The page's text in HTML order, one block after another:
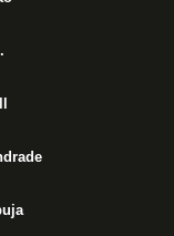
treinaram